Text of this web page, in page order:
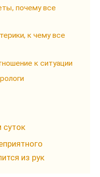
почему все
к чему все
к ситуации
из рук